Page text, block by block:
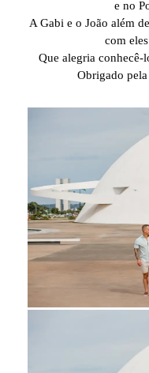
e no
A Gabi e o João além
com
Que alegria conhecê-
Obrigado